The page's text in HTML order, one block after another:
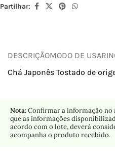
Partilhar:
DESCRIÇÃOMODO DE USAR
Chá Japonês Tostado de
Nota:Confirmar a informação
que as informações
acordo com o lote, deverá
acompanha o produto recebido.